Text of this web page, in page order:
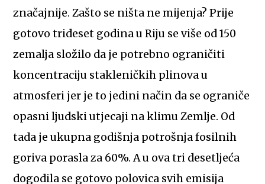
značajnije. Zašto se ništa ne mijenja? Prije
gotovo trideset godina u Riju se više od 150
zemalja složilo da je potrebno ograničiti
koncentraciju stakleničkih plinova u
atmosferi jer je to jedini način da se ograniče
opasni ljudski utjecaji na klimu Zemlje. Od
tada je ukupna godišnja potrošnja fosilnih
goriva porasla za 60%. A u ova tri desetljeća
dogodila se gotovo polovica svih emisija